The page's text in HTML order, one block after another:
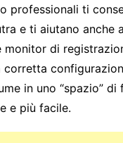
professionali ti
e ti aiutano anche
monitor di
corretta
in uno “spazio”
e più facile.